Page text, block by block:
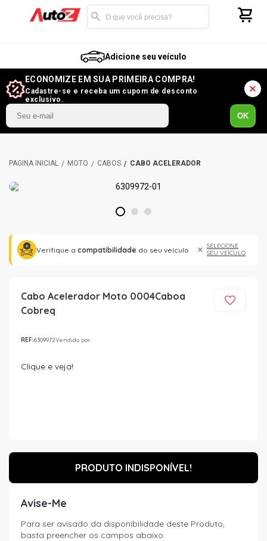
Adicione seu veículo
ECONOMIZE EM SUA PRIMEIRA COMPRA!
Cadastre-se e receba um cupom de desconto
exclusivo.
OK
MOTO CABOS CABO ACELERADOR
1 2 3
Verifique a compatibilidade do seu veículo
SELECIONE
SEU VEÍCULO
Cabo Acelerador Moto 0004Caboa
Cobreq
REF:6309972Vendido por:
Clique e veja!
PRODUTO INDISPONÍVEL!
Avise-Me
Para ser avisado da disponibilidade deste Produto,
basta preencher os campos abaixo.